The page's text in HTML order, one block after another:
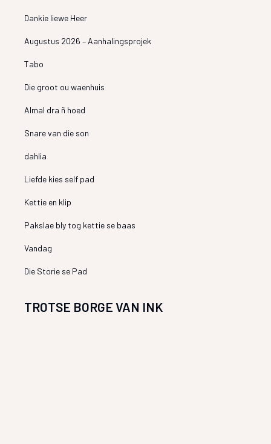
Dankie liewe Heer
Augustus 2026 – Aanhalingsprojek
Tabo
Die groot ou waenhuis
Almal dra ñ hoed
Snare van die son
dahlia
Liefde kies self pad
Kettie en klip
Pakslae bly tog kettie se baas
Vandag
Die Storie se Pad
TROTSE BORGE VAN INK